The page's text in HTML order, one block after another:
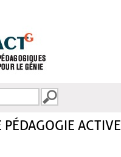
ACTIVE